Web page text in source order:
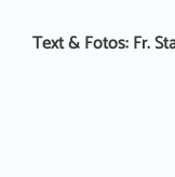
Text & Fotos: Fr.